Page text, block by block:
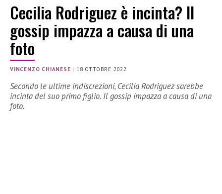
Cecilia Rodriguez è incinta? Il
gossip impazza a causa di una
foto
VINCENZO CHIANESE | 18 OTTOBRE 2022
Secondo le ultime indiscrezioni, Cecilia Rodriguez sarebbe
incinta del suo primo figlio. Il gossip impazza a causa di una
foto.